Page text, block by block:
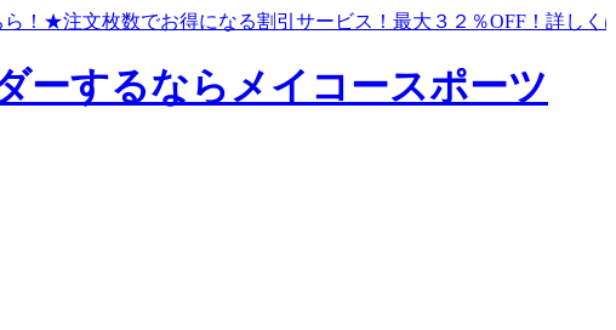
！ ★注文枚数でお得になる割引サービス！最大３２％OFF！ 詳しく
ーするならメイコースポーツ